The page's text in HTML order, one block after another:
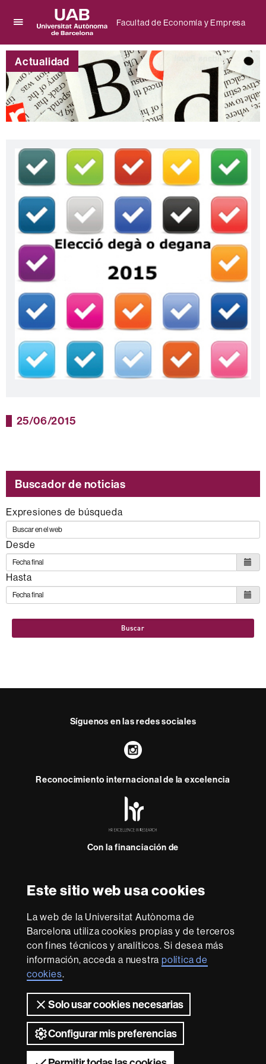
Este sitio web usa cookies
La web de la Universitat Autònoma de
Barcelona utiliza cookies propias y de terceros
con fines técnicos y analíticos. Si desea más
información, acceda a nuestrapolítica de
cookies.
Solo usar cookies necesarias
Configurar mis preferencias
aquí
para
desplegar
el
menú
de
Facultad
y
Empresa
Universitat
Autònoma
de
Barcelona
Facultad de Economía y Empresa
Actualidad
25/06/2015
Buscador de noticias
Expresiones de búsqueda
Desde
Hasta
Buscar
Síguenos en las redes sociales
Instagram
Reconocimiento internacional de la excelencia
-
Con la financiación de
Sobre
esta
web Aviso legal Protección de datos Sobre el
web Accesibilidad web Mapa del web UAB
Somos una universidad líder que imparte una docencia
de calidad, diversificada, multidisciplinaria y flexible,
adecuada a las necesidades de la sociedad y adaptada a
los nuevos modelos de la Europa del conocimiento. La
UAB es reconocida internacionalmente por la calidad y el
carácter innovador de su investigación.
2026 Universitat Autònoma de Barcelona